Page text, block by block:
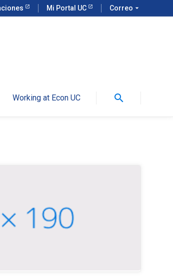
Mi Portal UC Correo arrow_drop_down
Working at Econ UC search